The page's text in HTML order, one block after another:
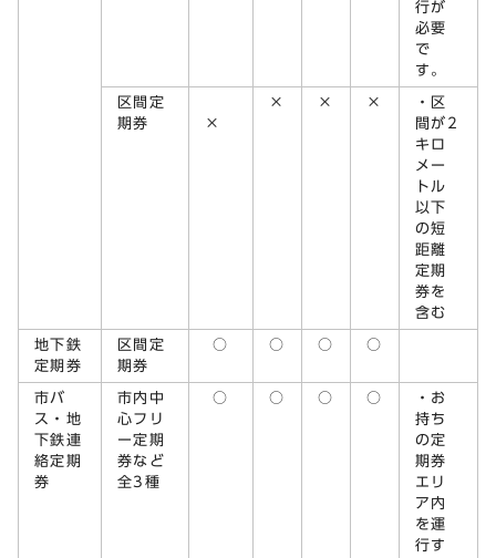
行が
必要
で
す。
区間定
期券
×
× × ×
・区
間が2
キロ
メー
トル
以下
の短
距離
定期
券を
含む
地下鉄
定期券
区間定
期券
○ ○ ○ ○
市バ
ス・地
下鉄連
絡定期
券
市内中
心フリ
ー定期
券など
全3種
○ ○ ○ ○
・お
持ち
の定
期券
エリ
ア内
を運
行す